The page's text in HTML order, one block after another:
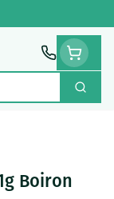
Zoek
Boiron